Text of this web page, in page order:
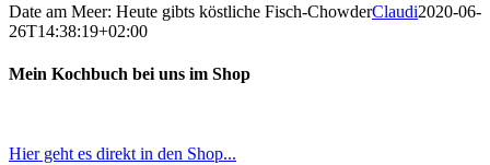
Date am Meer: Heute gibts köstliche Fisch-ChowderClaudi2020-06-
26T14:38:19+02:00
Mein Kochbuch bei uns im Shop
Hier geht es direkt in den Shop...